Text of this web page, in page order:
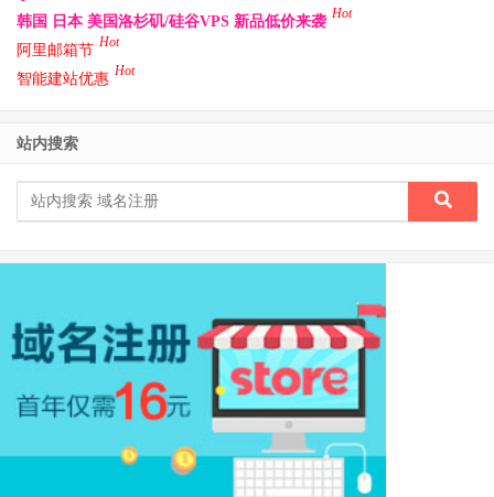
韩国 日本 美国洛杉矶/硅谷VPS 新品低价来袭 Hot
阿里邮箱节 Hot
智能建站优惠 Hot
站内搜索